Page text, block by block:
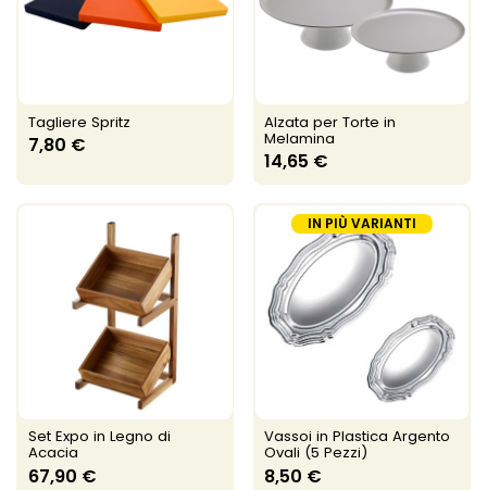
Tagliere Spritz
7,80 €
Alzata per Torte in
Melamina
14,65 €
Set Expo in Legno di
Acacia
67,90 €
IN PIÙ VARIANTI
Vassoi in Plastica Argento
Ovali (5 Pezzi)
8,50 €